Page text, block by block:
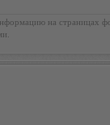
на страницах